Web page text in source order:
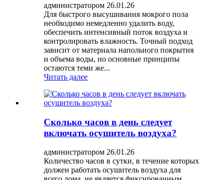
администратором 26.01.26
Для быстрого высушивания мокрого пола
необходимо немедленно удалить воду,
обеспечить интенсивный поток воздуха и
контролировать влажность. Точный подход
зависит от материала напольного покрытия
и объема воды, но основные принципы
остаются теми же...
Читать далее
Сколько часов в день следует
включать осушитель воздуха?
администратором 26.01.26
Количество часов в сутки, в течение которых
должен работать осушитель воздуха для